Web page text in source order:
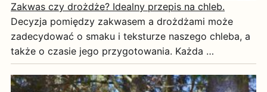
Zakwas czy drożdże? Idealny przepis na chleb.
Decyzja pomiędzy zakwasem a drożdżami może
zadecydować o smaku i teksturze naszego chleba, a
także o czasie jego przygotowania. Każda …